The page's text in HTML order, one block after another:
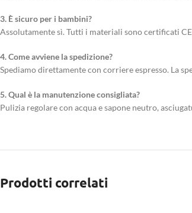
3. È sicuro per i bambini?
Assolutamente sì. Tutti i materiali sono certificati
4. Come avviene la spedizione?
Spediamo direttamente con corriere espresso. La
5. Qual è la manutenzione consigliata?
Pulizia regolare con acqua e sapone neutro,
Prodotti correlati